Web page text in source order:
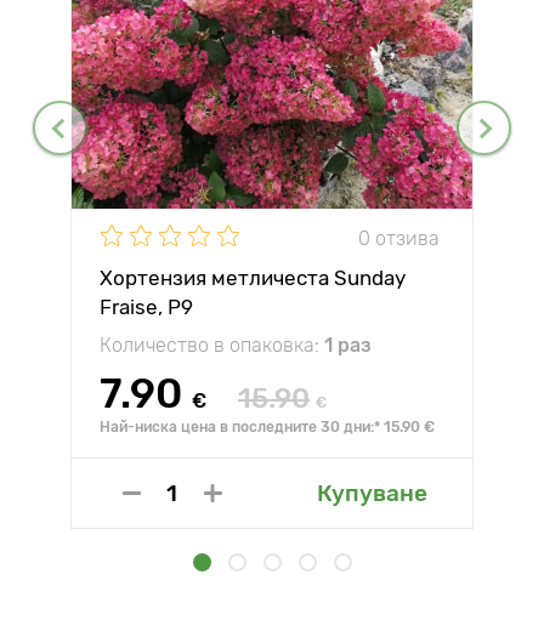
0 отзива
Хортензия метличеста Sunday
Fraise, P9
Количество в опаковка: 1 раз
7.90 € 15.90 €
Най-ниска цена в последните 30 дни:* 15.90 €
Купуване